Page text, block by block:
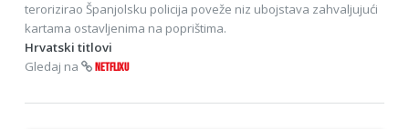
terorizirao Španjolsku policija poveže niz ubojstava zahvaljujući
kartama ostavljenima na poprištima.
Hrvatski titlovi
Gledaj na
NETFLIXU